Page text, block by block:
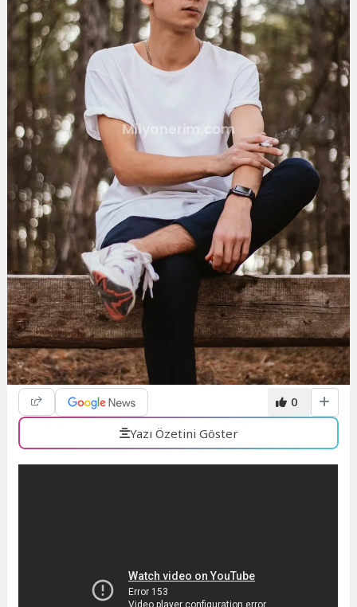
0
Yazı Özetini Göster